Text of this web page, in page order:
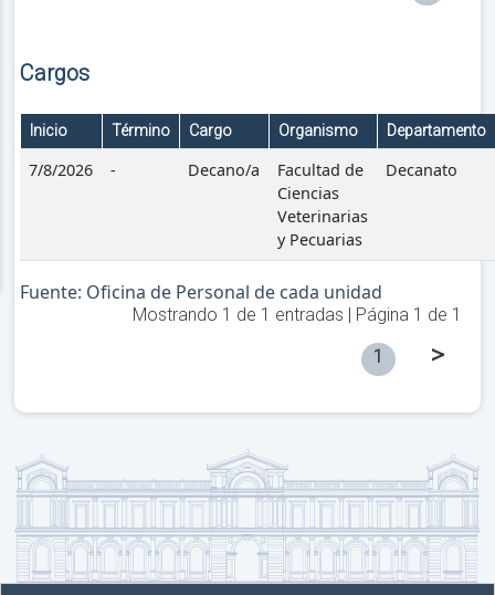
Cargos
Inicio Término Cargo Organismo Departamento
7/8/2026 - Decano/a
Facultad de
Ciencias
Veterinarias
y Pecuarias
Decanato
Fuente: Oficina de Personal de cada unidad
Mostrando 1 de 1 entradas | Página 1 de 1
1
>